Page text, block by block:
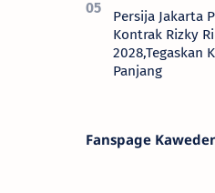
Persija Jakarta
Kontrak Rizky
2028,Tegaskan
Panjang
Fanspage